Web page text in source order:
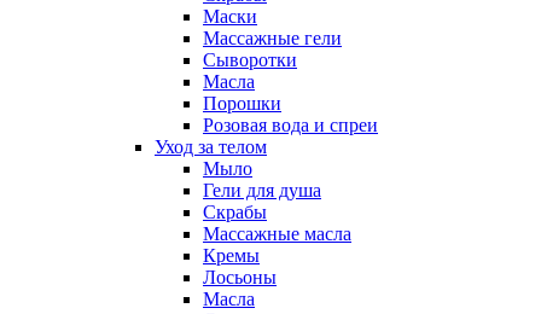
Маски
Массажные гели
Сыворотки
Масла
Порошки
Розовая вода и спреи
Уход за телом
Мыло
Гели для душа
Скрабы
Массажные масла
Кремы
Лосьоны
Масла